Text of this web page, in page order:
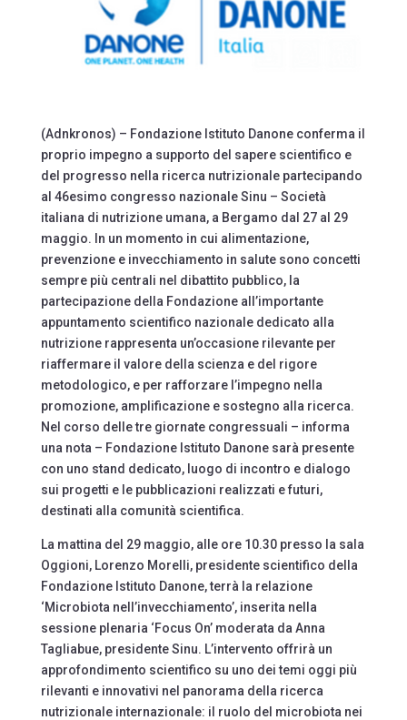
(Adnkronos) – Fondazione Istituto Danone conferma il
proprio impegno a supporto del sapere scientifico e
del progresso nella ricerca nutrizionale partecipando
al 46esimo congresso nazionale Sinu – Società
italiana di nutrizione umana, a Bergamo dal 27 al 29
maggio. In un momento in cui alimentazione,
prevenzione e invecchiamento in salute sono concetti
sempre più centrali nel dibattito pubblico, la
partecipazione della Fondazione all’importante
appuntamento scientifico nazionale dedicato alla
nutrizione rappresenta un’occasione rilevante per
riaffermare il valore della scienza e del rigore
metodologico, e per rafforzare l’impegno nella
promozione, amplificazione e sostegno alla ricerca.
Nel corso delle tre giornate congressuali – informa
una nota – Fondazione Istituto Danone sarà presente
con uno stand dedicato, luogo di incontro e dialogo
sui progetti e le pubblicazioni realizzati e futuri,
destinati alla comunità scientifica.
La mattina del 29 maggio, alle ore 10.30 presso la sala
Oggioni, Lorenzo Morelli, presidente scientifico della
Fondazione Istituto Danone, terrà la relazione
‘Microbiota nell’invecchiamento’, inserita nella
sessione plenaria ‘Focus On’ moderata da Anna
Tagliabue, presidente Sinu. L’intervento offrirà un
approfondimento scientifico su uno dei temi oggi più
rilevanti e innovativi nel panorama della ricerca
nutrizionale internazionale: il ruolo del microbiota nei